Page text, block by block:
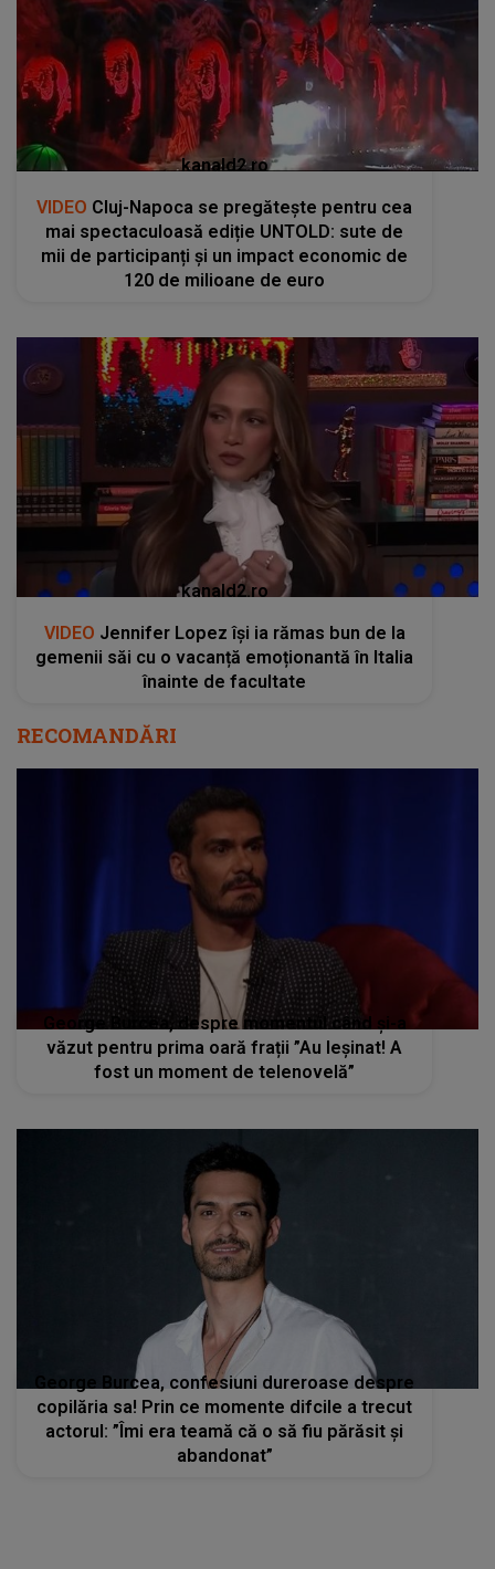
kanald2.ro
VIDEO Cluj-Napoca se pregătește pentru cea
mai spectaculoasă ediție UNTOLD: sute de
mii de participanți și un impact economic de
120 de milioane de euro
kanald2.ro
VIDEO Jennifer Lopez își ia rămas bun de la
gemenii săi cu o vacanță emoționantă în Italia
înainte de facultate
RECOMANDĂRI
George Burcea, despre momentul când și-a
văzut pentru prima oară frații ”Au leșinat! A
fost un moment de telenovelă”
George Burcea, confesiuni dureroase despre
copilăria sa! Prin ce momente difcile a trecut
actorul: ”Îmi era teamă că o să fiu părăsit și
abandonat”